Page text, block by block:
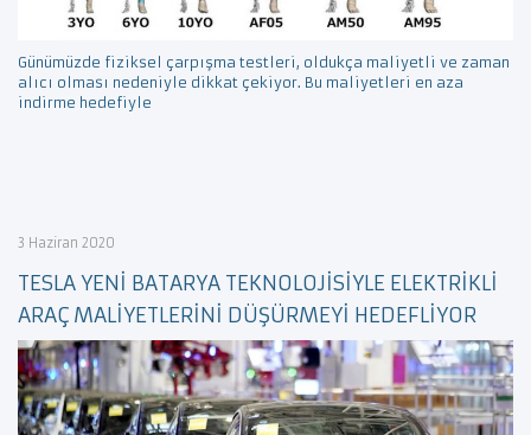
Günümüzde fiziksel çarpışma testleri, oldukça maliyetli ve zaman
alıcı olması nedeniyle dikkat çekiyor. Bu maliyetleri en aza
indirme hedefiyle
3 Haziran 2020
TESLA YENİ BATARYA TEKNOLOJİSİYLE ELEKTRİKLİ
ARAÇ MALİYETLERİNİ DÜŞÜRMEYİ HEDEFLİYOR